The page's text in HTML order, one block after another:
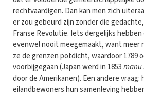
rechtvaardigen. Dan kan men zich
er zou gebeurd zijn zonder die
Franse Revolutie. Iets dergelijks
evenwel nooit meegemaakt, want meer
ze de grenzen potdicht, waardoor 1789
voorbijgegaan (Japan werd in 1853
door de Amerikanen). Een andere vraag:
eilandbewoners hun samenleving